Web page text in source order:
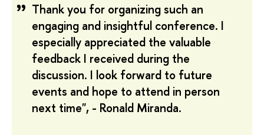
Thank you for organizing such an
engaging and insightful conference. I
especially appreciated the valuable
feedback I received during the
discussion. I look forward to future
events and hope to attend in person
next time", - Ronald Miranda.